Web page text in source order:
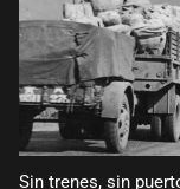
Sin trenes, sin